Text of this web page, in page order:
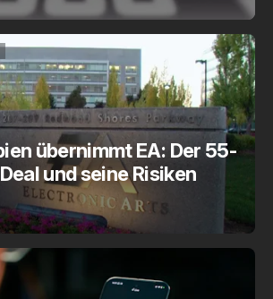
übernimmt EA: Der 55-
und seine Risiken